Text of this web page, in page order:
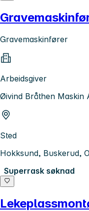
Gravemaskinfører
Arbeidsgiver
Øivind Bråthen Maskin
Sted
Hokksund, Buskerud,
Superrask søknad